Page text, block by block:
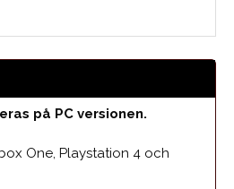
på PC versionen.
One, Playstation 4 och